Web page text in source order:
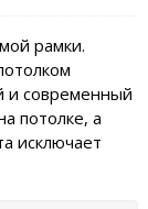
рамки.
и современный
потолке, а
исключает